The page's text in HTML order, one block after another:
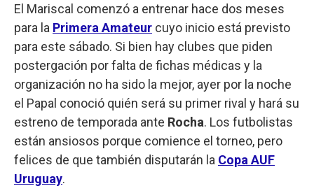
El Mariscal comenzó a entrenar hace dos meses
para la Primera Amateur cuyo inicio está previsto
para este sábado. Si bien hay clubes que piden
postergación por falta de fichas médicas y la
organización no ha sido la mejor, ayer por la noche
el Papal conoció quién será su primer rival y hará su
estreno de temporada ante Rocha. Los futbolistas
están ansiosos porque comience el torneo, pero
felices de que también disputarán la Copa AUF
Uruguay.